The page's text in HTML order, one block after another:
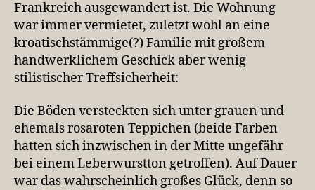
Frankreich ausgewandert ist. Die Wohnung
war immer vermietet, zuletzt wohl an eine
kroatischstämmige(?) Familie mit großem
handwerklichem Geschick aber wenig
stilistischer Treffsicherheit:
Die Böden versteckten sich unter grauen und
ehemals rosaroten Teppichen (beide Farben
hatten sich inzwischen in der Mitte ungefähr
bei einem Leberwurstton getroffen). Auf Dauer
war das wahrscheinlich großes Glück, denn so